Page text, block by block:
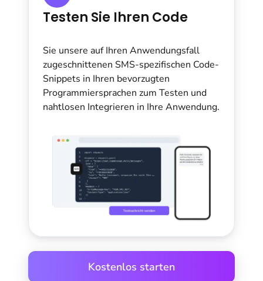
Testen Sie Ihren Code
Sie unsere auf Ihren Anwendungsfall
zugeschnittenen SMS-spezifischen Code-
Snippets in Ihren bevorzugten
Programmiersprachen zum Testen und
nahtlosen Integrieren in Ihre Anwendung.
Kostenlos starten